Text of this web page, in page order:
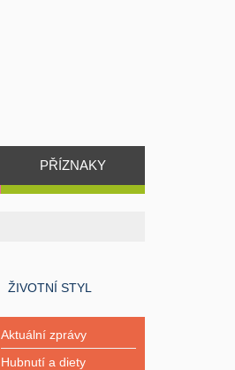
PŘÍZNAKY
ŽIVOTNÍ STYL
Aktuální zprávy
Hubnutí a diety